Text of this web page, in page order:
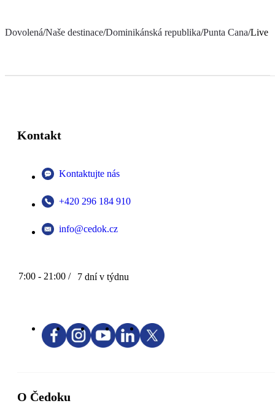
Dovolená/Naše destinace/Dominikánská republika/Punta Cana/Live
Kontakt
Kontaktujte nás
+420 296 184 910
info@cedok.cz
7:00 - 21:00 / 7 dní v týdnu
O Čedoku